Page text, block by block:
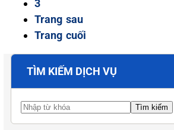
3
Trang sau
Trang cuối
TÌM KIẾM DỊCH VỤ